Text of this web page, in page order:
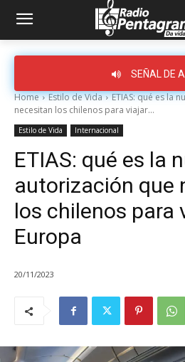
SEÑAL DE
Home Estilo de Vida
ETIAS: qué es la
necesitan los chilenos para viajar...
Estilo de Vida Internacional
ETIAS: qué es la
autorización que
los chilenos para
Europa
20/11/2023